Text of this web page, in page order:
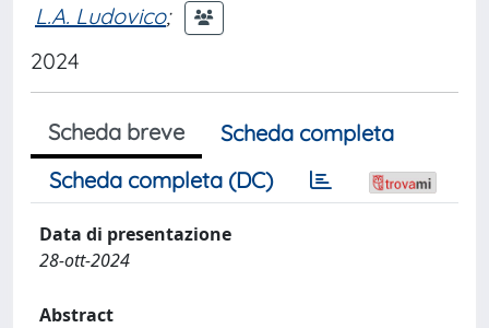
L.A. Ludovico;
2024
Scheda breve
Scheda completa
Scheda completa (DC)
Data di presentazione
28-ott-2024
Abstract